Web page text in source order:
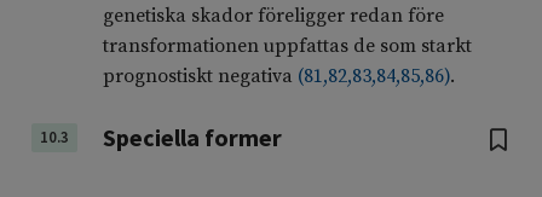
genetiska skador föreligger redan före
transformationen uppfattas de som starkt
prognostiskt negativa (81,82,83,84,85,86).
10.3 Speciella former